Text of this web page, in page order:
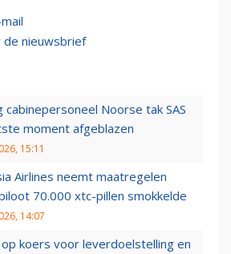
de nieuwsbrief
cabinepersoneel Noorse tak SAS
moment afgeblazen
15:11
Airlines neemt maatregelen
70.000 xtc-pillen smokkelde
14:07
koers voor leverdoelstelling en